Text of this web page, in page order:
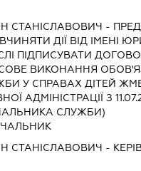
СТАНІСЛАВОВИЧ -
ДІЇ ВІД ІМЕНІ
ПІДПИСУВАТИ
ВИКОНАННЯ
У СПРАВАХ ДІТЕЙ
АДМІНІСТРАЦІЇ З
СЛУЖБИ)
СТАНІСЛАВОВИЧ -